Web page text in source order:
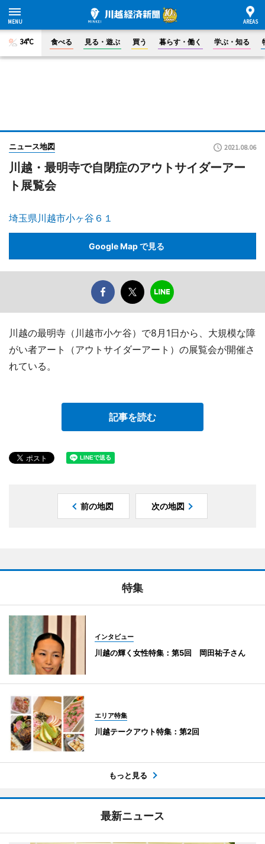
34°C 食べる 見る・遊ぶ 買う 暮らす・働く 学ぶ・知る
ニュース地図 2021.08.06
川越・最明寺で自閉症のアウトサイダーアー
ト展覧会
埼玉県川越市小ヶ谷６１
Google Map で見る
川越の最明寺（川越市小ケ谷）で8月1日から、大規模な障
がい者アート（アウトサイダーアート）の展覧会が開催さ
れている。
記事を読む
前の地図 次の地図
特集
インタビュー
川越の輝く女性特集：第5回 岡田祐子さん
エリア特集
川越テークアウト特集：第2回
もっと見る
最新ニュース